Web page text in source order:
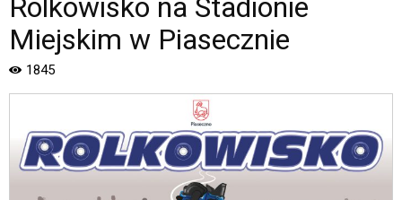
Piaseczno".
jest
wyposażona
menu
pozwalające
szybko
przechodzić
Rolkowisko na Stadionie
Miejskim w Piasecznie
1845